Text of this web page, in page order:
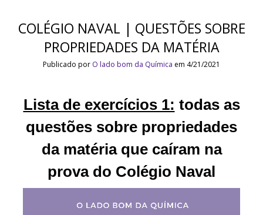
COLÉGIO NAVAL | QUESTÕES SOBRE
PROPRIEDADES DA MATÉRIA
Publicado por O lado bom da Química em 4/21/2021
Lista de exercícios 1: todas as
questões sobre propriedades
da matéria que caíram na
prova do Colégio Naval